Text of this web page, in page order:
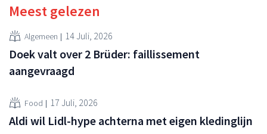
Meest gelezen
Algemeen 14 Juli, 2026
Doek valt over 2 Brüder: faillissement
aangevraagd
Food 17 Juli, 2026
Aldi wil Lidl-hype achterna met eigen kledinglijn